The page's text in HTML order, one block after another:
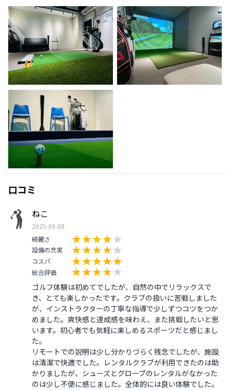
口コミ
ねこ
2025-09-08
綺麗さ
設備の充実
コスパ
総合評価
ゴルフ体験は初めてでしたが、自然の中でリラックスで
き、とても楽しかったです。クラブの扱いに苦戦しました
が、インストラクターの丁寧な指導で少しずつコツをつか
めました。爽快感と達成感を味わえ、また挑戦したいと思
います。初心者でも気軽に楽しめるスポーツだと感じまし
た。
リモートでの説明は少し分かりづらく残念でしたが、施設
は清潔で快適でした。レンタルクラブが利用できたのは助
かりましたが、シューズとグローブのレンタルがなかった
のは少し不便に感じました。全体的には良い体験でした。